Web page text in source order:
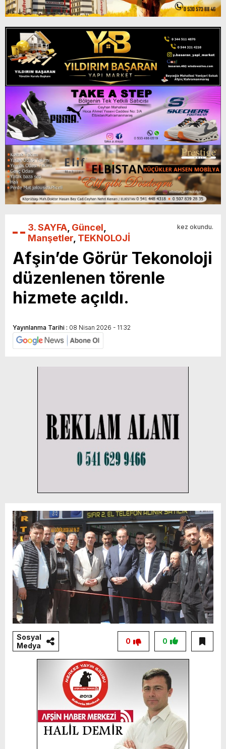
3. SAYFA Güncel
Manşetler TEKNOLOJİ
kez okundu.
Afşin’de Görür Tekonoloji
düzenlenen törenle
hizmete açıldı.
Yayınlanma Tarihi : 08 Nisan 2026 - 11:32
Sosyal
Medya
0
0